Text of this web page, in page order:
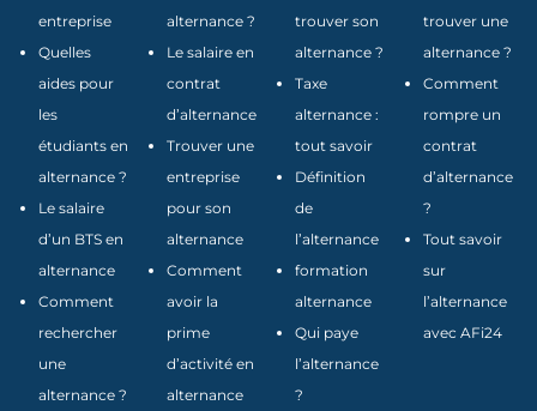
entreprise
Quelles
aides pour
les
étudiants en
alternance ?
Le salaire
d’un BTS en
alternance
Comment
rechercher
une
alternance ?
alternance ?
Le salaire en
contrat
d’alternance
Trouver une
entreprise
pour son
alternance
Comment
avoir la
prime
d’activité en
alternance
trouver son
alternance ?
Taxe
alternance :
tout savoir
Définition
de
l’alternance
formation
alternance
Qui paye
l’alternance
?
trouver une
alternance ?
Comment
rompre un
contrat
d’alternance
?
Tout savoir
sur
l’alternance
avec AFi24